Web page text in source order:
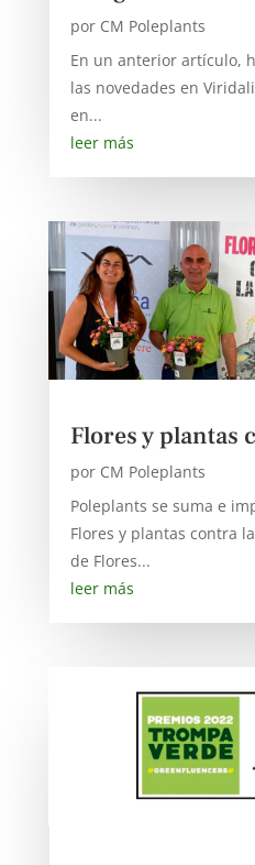
por CM Poleplants
En un anterior artículo,
las novedades en
en...
leer más
Flores y plantas
por CM Poleplants
Poleplants se suma e
Flores y plantas contra
de Flores...
leer más